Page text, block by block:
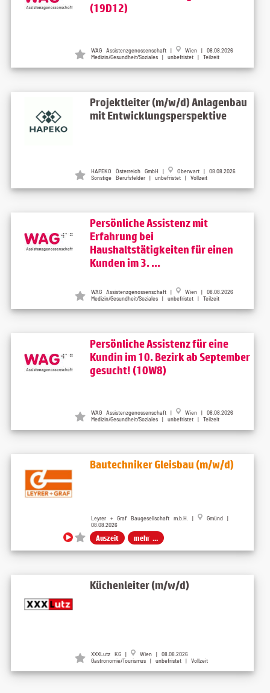
(19D12)
WAG Assistenzgenossenschaft | Wien | 08.08.2026
Medizin/Gesundheit/Soziales | unbefristet | Teilzeit
Projektleiter (m/w/d) Anlagenbau
mit Entwicklungsperspektive
HAPEKO Österreich GmbH | Oberwart | 08.08.2026
Sonstige Berufsfelder | unbefristet | Vollzeit
Persönliche Assistenz mit
Erfahrung bei
Haushaltstätigkeiten für einen
Kunden im 3. ...
WAG Assistenzgenossenschaft | Wien | 08.08.2026
Medizin/Gesundheit/Soziales | unbefristet | Teilzeit
Persönliche Assistenz für eine
Kundin im 10. Bezirk ab September
gesucht! (10W8)
WAG Assistenzgenossenschaft | Wien | 08.08.2026
Medizin/Gesundheit/Soziales | unbefristet | Teilzeit
Bautechniker Gleisbau (m/w/d)
Leyrer + Graf Baugesellschaft m.b.H. |
Gmünd |
08.08.2026
Auszeit mehr ...
Küchenleiter (m/w/d)
XXXLutz KG | Wien | 08.08.2026
Gastronomie/Tourismus | unbefristet | Vollzeit